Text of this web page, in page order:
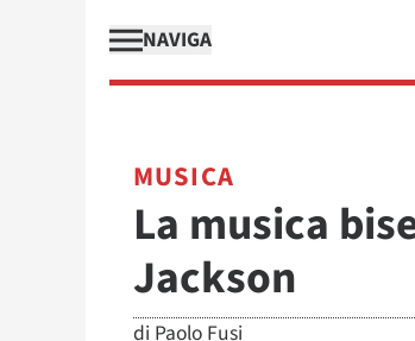
NAVIGA
MUSICA
La musica
Jackson
di Paolo Fusi